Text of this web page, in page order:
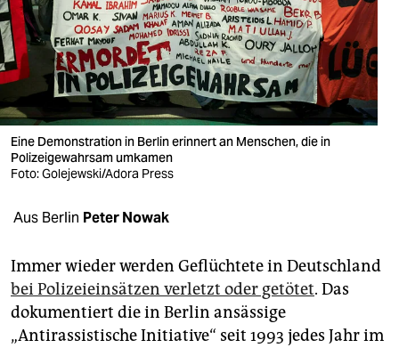
nord
wahrheit
verlag
verlag
veranstaltungen
unterstützen
abo
genossenschaft
Eine Demonstration in Berlin erinnert an Menschen, die in
Polizeigewahrsam umkamen
Foto: Golejewski/Adora Press
Aus Berlin Peter Nowak
Immer wieder werden Geflüchtete in Deutschland
bei Polizeieinsätzen verletzt oder getötet. Das
dokumentiert die in Berlin ansässige
„Antirassistische Initiative“ seit 1993 jedes Jahr im